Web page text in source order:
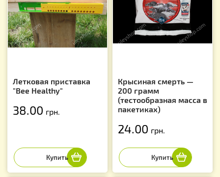
Летковая приставка
"Bee Healthy"
38.00 грн.
Крысиная смерть —
200 грамм
(тестообразная масса в
пакетиках)
24.00 грн.